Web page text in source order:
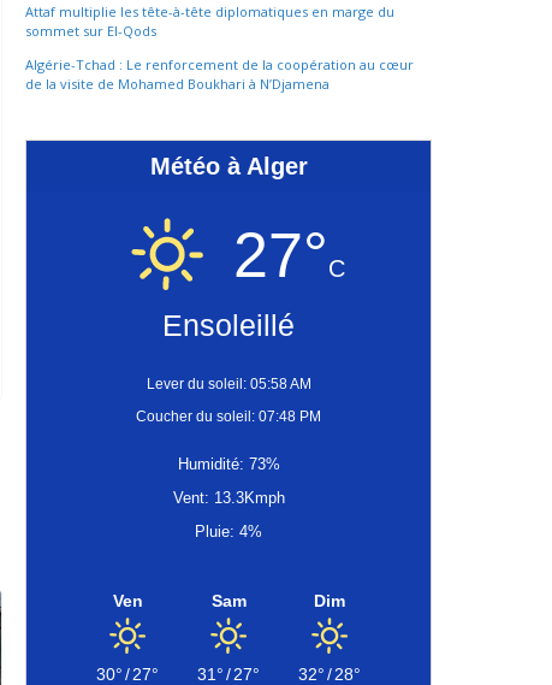
Attaf multiplie les tête-à-tête diplomatiques en marge du
sommet sur El-Qods
Algérie-Tchad : Le renforcement de la coopération au cœur
de la visite de Mohamed Boukhari à N’Djamena
Météo à Alger
27°C
Ensoleillé
Lever du soleil: 05:58 AM
Coucher du soleil: 07:48 PM
Humidité: 73%
Vent: 13.3Kmph
Pluie: 4%
Ven
30°/27°
Sam
31°/27°
Dim
32°/28°